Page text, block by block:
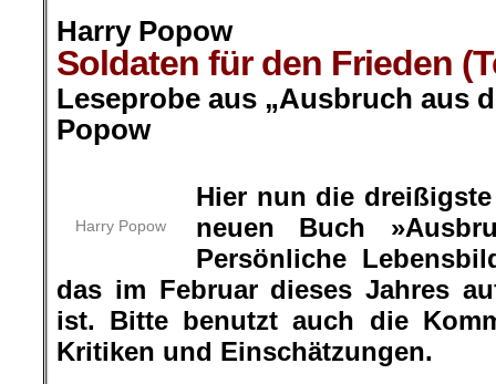
Harry Popow
Soldaten für den Frieden
Leseprobe aus „Ausbruch aus
Popow
Harry Popow
Hier nun die
neuen Buch
Persönliche
das im Februar dieses Jahres
ist. Bitte benutzt auch die
Kritiken und Einschätzungen.